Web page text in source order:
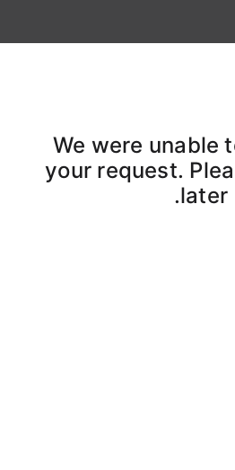
We were unable
your request.
later.